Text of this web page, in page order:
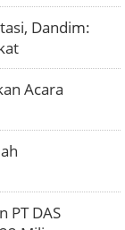
Dandim:
Acara
PT DAS